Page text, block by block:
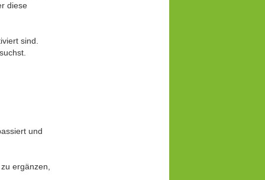
diese
sind.
und
ergänzen,